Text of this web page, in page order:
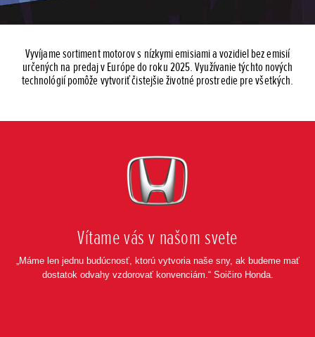
Vyvíjame sortiment motorov s nízkymi emisiami a vozidiel bez emisií
určených na predaj v Európe do roku 2025. Využívanie týchto nových
technológií pomôže vytvoriť čistejšie životné prostredie pre všetkých.
Vítame vás v našom svete
„Máme len jednu budúcnosť, ktorú vytvoria naše sny, ak budeme mať
dostatok odvahy vzdorovať konvenciám.“ Soičiro Honda.